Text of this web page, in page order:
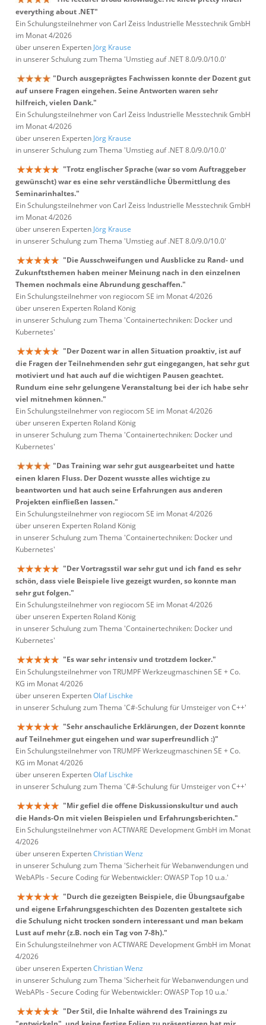
everything about .NET"
Ein Schulungsteilnehmer von Carl Zeiss Industrielle Messtechnik GmbH
im Monat 4/2026
über unseren Experten Jörg Krause
in unserer Schulung zum Thema 'Umstieg auf .NET 8.0/9.0/10.0'
"Durch ausgeprägtes Fachwissen konnte der Dozent gut
auf unsere Fragen eingehen. Seine Antworten waren sehr
hilfreich, vielen Dank."
Ein Schulungsteilnehmer von Carl Zeiss Industrielle Messtechnik GmbH
im Monat 4/2026
über unseren Experten Jörg Krause
in unserer Schulung zum Thema 'Umstieg auf .NET 8.0/9.0/10.0'
"Trotz englischer Sprache (war so vom Auftraggeber
gewünscht) war es eine sehr verständliche Übermittlung des
Seminarinhaltes."
Ein Schulungsteilnehmer von Carl Zeiss Industrielle Messtechnik GmbH
im Monat 4/2026
über unseren Experten Jörg Krause
in unserer Schulung zum Thema 'Umstieg auf .NET 8.0/9.0/10.0'
"Die Ausschweifungen und Ausblicke zu Rand- und
Zukunftsthemen haben meiner Meinung nach in den einzelnen
Themen nochmals eine Abrundung geschaffen."
Ein Schulungsteilnehmer von regiocom SE im Monat 4/2026
über unseren Experten Roland König
in unserer Schulung zum Thema 'Containertechniken: Docker und
Kubernetes'
"Der Dozent war in allen Situation proaktiv, ist auf
die Fragen der Teilnehmenden sehr gut eingegangen, hat sehr gut
motiviert und hat auch auf die wichtigen Pausen geachtet.
Rundum eine sehr gelungene Veranstaltung bei der ich habe sehr
viel mitnehmen können."
Ein Schulungsteilnehmer von regiocom SE im Monat 4/2026
über unseren Experten Roland König
in unserer Schulung zum Thema 'Containertechniken: Docker und
Kubernetes'
"Das Training war sehr gut ausgearbeitet und hatte
einen klaren Fluss. Der Dozent wusste alles wichtige zu
beantworten und hat auch seine Erfahrungen aus anderen
Projekten einfließen lassen."
Ein Schulungsteilnehmer von regiocom SE im Monat 4/2026
über unseren Experten Roland König
in unserer Schulung zum Thema 'Containertechniken: Docker und
Kubernetes'
"Der Vortragsstil war sehr gut und ich fand es sehr
schön, dass viele Beispiele live gezeigt wurden, so konnte man
sehr gut folgen."
Ein Schulungsteilnehmer von regiocom SE im Monat 4/2026
über unseren Experten Roland König
in unserer Schulung zum Thema 'Containertechniken: Docker und
Kubernetes'
"Es war sehr intensiv und trotzdem locker."
Ein Schulungsteilnehmer von TRUMPF Werkzeugmaschinen SE + Co.
KG im Monat 4/2026
über unseren ExpertenOlaf Lischke
in unserer Schulung zum Thema 'C#-Schulung für Umsteiger von C++'
"Sehr anschauliche Erklärungen, der Dozent konnte
auf Teilnehmer gut eingehen und war superfreundlich :)"
Ein Schulungsteilnehmer von TRUMPF Werkzeugmaschinen SE + Co.
KG im Monat 4/2026
über unseren ExpertenOlaf Lischke
in unserer Schulung zum Thema 'C#-Schulung für Umsteiger von C++'
"Mir gefiel die offene Diskussionskultur und auch
die Hands-On mit vielen Beispielen und Erfahrungsberichten."
Ein Schulungsteilnehmer von ACTIWARE Development GmbH im Monat
4/2026
über unseren ExpertenChristian Wenz
in unserer Schulung zum Thema 'Sicherheit für Webanwendungen und
WebAPIs - Secure Coding für Webentwickler: OWASP Top 10 u.a.'
"Durch die gezeigten Beispiele, die Übungsaufgabe
und eigene Erfahrungsgeschichten des Dozenten gestaltete sich
die Schulung nicht trocken sondern interessant und man bekam
Lust auf mehr (z.B. noch ein Tag von 7-8h)."
Ein Schulungsteilnehmer von ACTIWARE Development GmbH im Monat
4/2026
über unseren ExpertenChristian Wenz
in unserer Schulung zum Thema 'Sicherheit für Webanwendungen und
WebAPIs - Secure Coding für Webentwickler: OWASP Top 10 u.a.'
"Der Stil, die Inhalte während des Trainings zu